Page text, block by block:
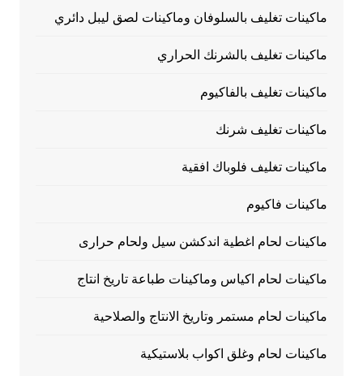
ماكينات تغليف بالسلوفان وماكينات لصق ليبل دائري
ماكينات تغليف بالشرنك الحراري
ماكينات تغليف بالفاكيوم
ماكينات تغليف شرنك
ماكينات تغليف فلوباك افقية
ماكينات فاكيوم
ماكينات لحام اغطية اندكشن سيل ولحام حرارى
ماكينات لحام اكياس وماكينات طباعة تاريخ انتاج
ماكينات لحام مستمر وتاريخ الانتاج والصلاحية
ماكينات لحام وغلق اكواب بلاستيكية